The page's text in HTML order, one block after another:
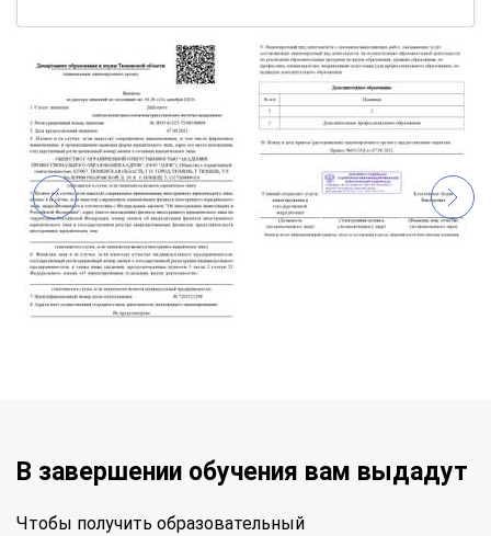
В завершении обучения вам выдадут
Чтобы получить образовательный